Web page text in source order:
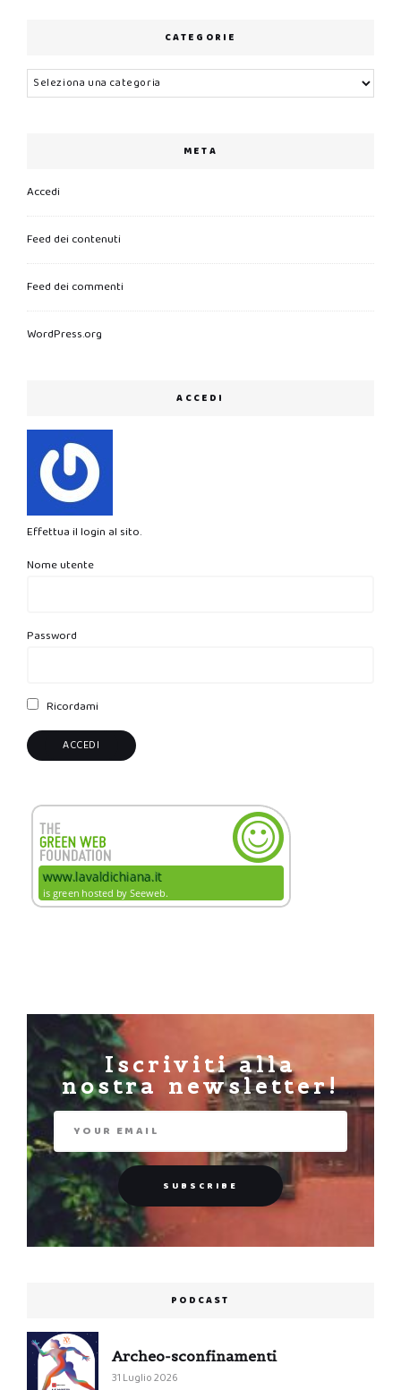
CATEGORIE
Categorie
META
Accedi
Feed dei contenuti
Feed dei commenti
WordPress.org
ACCEDI
Effettua il login al sito.
Nome utente
Password
Ricordami
Iscriviti alla
nostra newsletter!
PODCAST
Archeo-sconfinamenti
31 Luglio 2026